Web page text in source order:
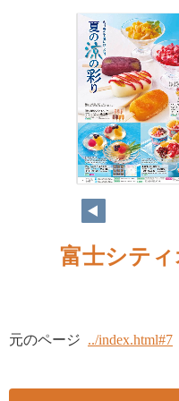
富士シティ
元のページ ../index.html#7